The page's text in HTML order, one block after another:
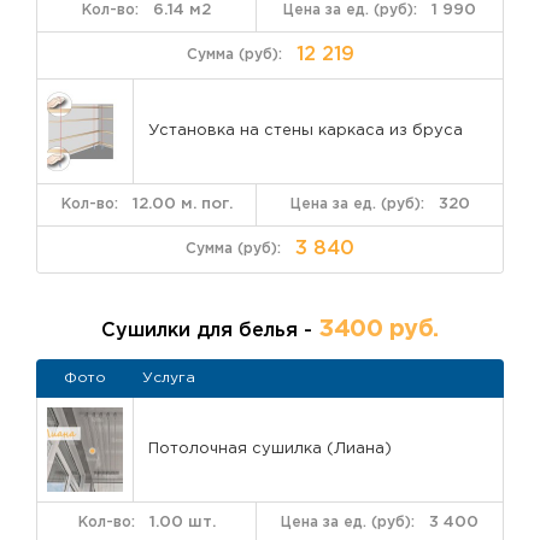
Внутренняя
отделка
Ламинированные ПВХ-
Фольгированный пенофол для
аксессуары
1. Проектирование и замер
Наш специалист создал эскиз с учетом конфигурации
Были сделаны точные обмеры, подобран оттенок
2. Выбор материалов и детальный расчет
Клиент выбрал тип тонировки стекла, цвета внутренней
Составлена итоговая смета с фиксацией всех позиций и
3. Изготовление и монтаж (7–10 дней)
Конструкция изготовлена на производстве. Монтаж
установки рамной системы, затем выполнено остекление и
4. Финальные работы и сдача
1 990
6.14 м2
12 219
Установка на стены каркаса из бруса
320
12.00 м. пог.
3 840
Сушилки для белья - 3400 руб.
Фото Услуга
Потолочная сушилка (Лиана)
3 400
1.00 шт.